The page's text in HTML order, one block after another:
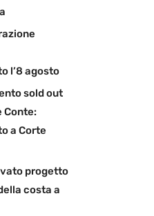
l’8 agosto
sold out
Conte:
a Corte
progetto
costa a